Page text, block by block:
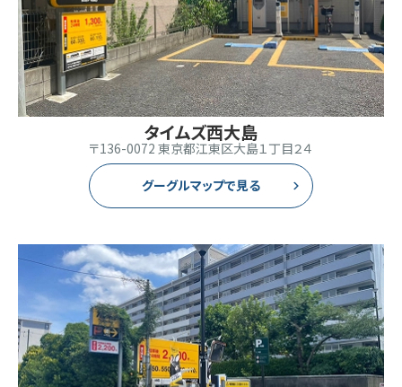
タイムズ西大島
〒136-0072 東京都江東区大島１丁目２４
グーグルマップで見る